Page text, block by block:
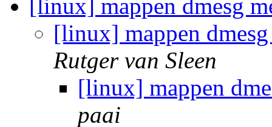
[linux] mappen dmesg
[linux] mappen
Rutger van Sleen
[linux] mappen
paai